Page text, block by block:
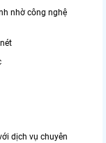
nhờ công nghệ
dịch vụ chuyên